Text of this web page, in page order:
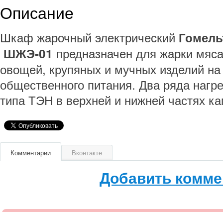
Описание
Шкаф жарочный электрический
ШЖЭ-01 предназначен для жарки
овощей, крупяных и мучных изделий на
общественного питания. Два ряда
типа ТЭН в верхней и нижней частях
Комментарии Вконтакте
Добавить